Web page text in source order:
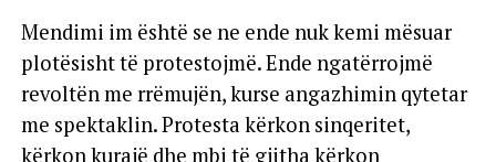
Mendimi im është se ne ende nuk kemi mësuar
plotësisht të protestojmë. Ende ngatërrojmë
revoltën me rrëmujën, kurse angazhimin qytetar
me spektaklin. Protesta kërkon sinqeritet,
kërkon kurajë dhe mbi të gjitha kërkon